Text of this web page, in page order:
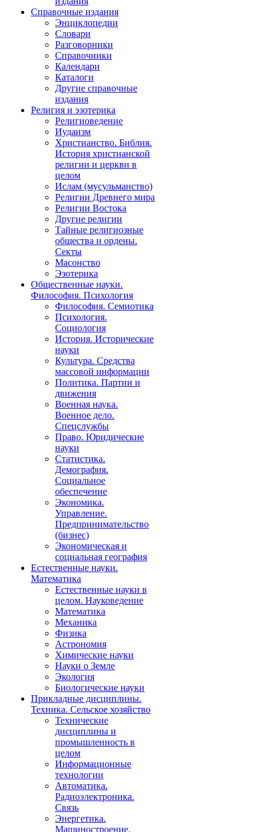
Справочные издания
Энциклопедии
Словари
Разговорники
Справочники
Календари
Каталоги
Другие справочные
издания
Религия и эзотерика
Религиоведение
Иудаизм
Христианство. Библия.
История христианской
религии и церкви в
целом
Ислам (мусульманство)
Религии Древнего мира
Религии Востока
Другие религии
Тайные религиозные
общества и ордены.
Секты
Масонство
Эзотерика
Общественные науки.
Философия. Психология
Философия. Семиотика
Психология.
Социология
История. Исторические
науки
Культура. Средства
массовой информации
Политика. Партии и
движения
Военная наука.
Военное дело.
Спецслужбы
Право. Юридические
науки
Статистика.
Демография.
Социальное
обеспечение
Экономика.
Управление.
Предпринимательство
(бизнес)
Экономическая и
социальная география
Естественные науки.
Математика
Естественные науки в
целом. Науковедение
Математика
Механика
Физика
Астрономия
Химические науки
Науки о Земле
Экология
Биологические науки
Прикладные дисциплины.
Техника. Сельское хозяйство
Технические
дисциплины и
промышленность в
целом
Информационные
технологии
Автоматика.
Радиоэлектроника.
Связь
Энергетика.
Машиностроение.